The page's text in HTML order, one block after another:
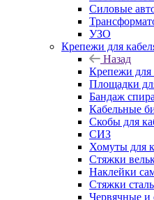
Силовые
УЗО
Крепежи для
Назад
Крепежи для
Площадки
Бандаж
Кабельные
Cкобы для
СИЗ
Хомуты для
Стяжки
Наклейки
Стяжки
Червячные и